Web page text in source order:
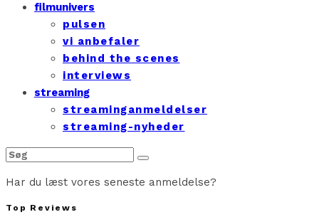
filmunivers
pulsen
vi anbefaler
behind the scenes
interviews
streaming
streaminganmeldelser
streaming-nyheder
Har du læst vores seneste anmeldelse?
Top Reviews